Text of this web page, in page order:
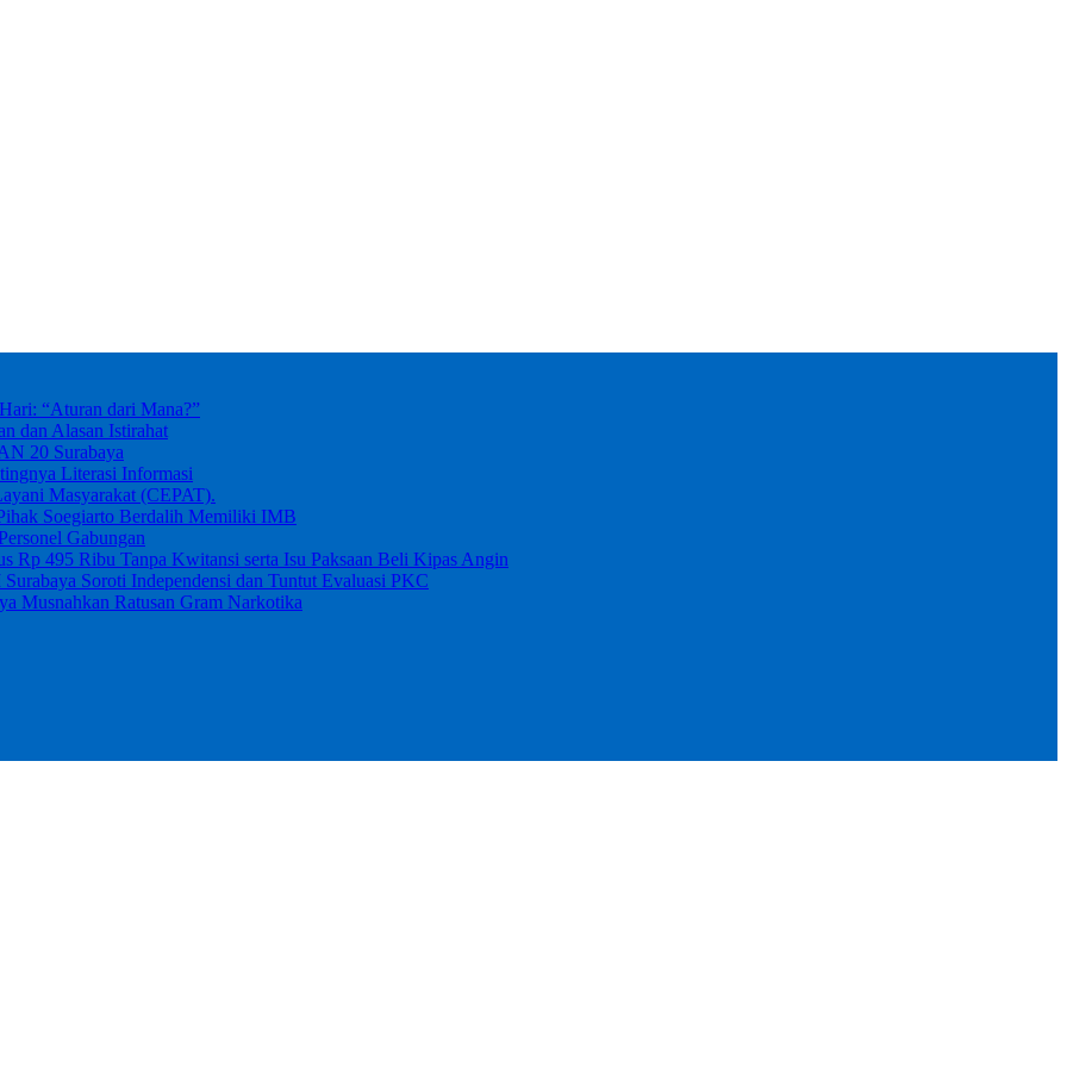
“Aturan dari Mana?”
dan Alasan Istirahat
20 Surabaya
Literasi Informasi
Masyarakat (CEPAT).
Soegiarto Berdalih Memiliki IMB
Gabungan
495 Ribu Tanpa Kwitansi serta Isu Paksaan Beli Kipas Angin
Soroti Independensi dan Tuntut Evaluasi PKC
Musnahkan Ratusan Gram Narkotika